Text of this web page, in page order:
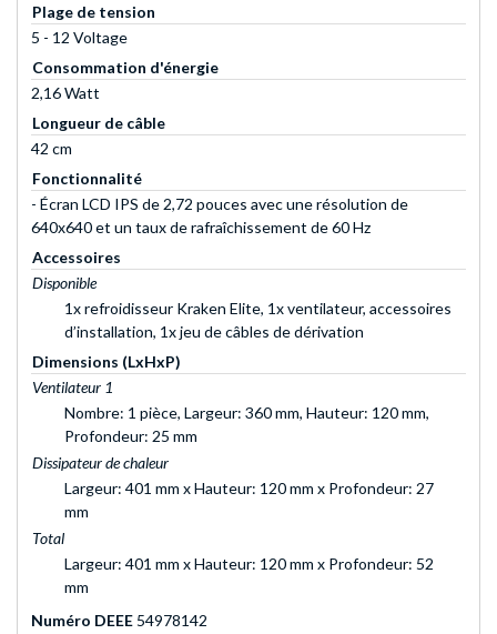
Plage de tension
5 - 12 Voltage
Consommation d'énergie
2,16 Watt
Longueur de câble
42 cm
Fonctionnalité
- Écran LCD IPS de 2,72 pouces avec une résolution de
640x640 et un taux de rafraîchissement de 60 Hz
Accessoires
Disponible
1x refroidisseur Kraken Elite, 1x ventilateur, accessoires
d’installation, 1x jeu de câbles de dérivation
Dimensions (LxHxP)
Ventilateur 1
Nombre: 1 pièce, Largeur: 360 mm, Hauteur: 120 mm,
Profondeur: 25 mm
Dissipateur de chaleur
Largeur: 401 mm x Hauteur: 120 mm x Profondeur: 27
mm
Total
Largeur: 401 mm x Hauteur: 120 mm x Profondeur: 52
mm
Numéro DEEE 54978142